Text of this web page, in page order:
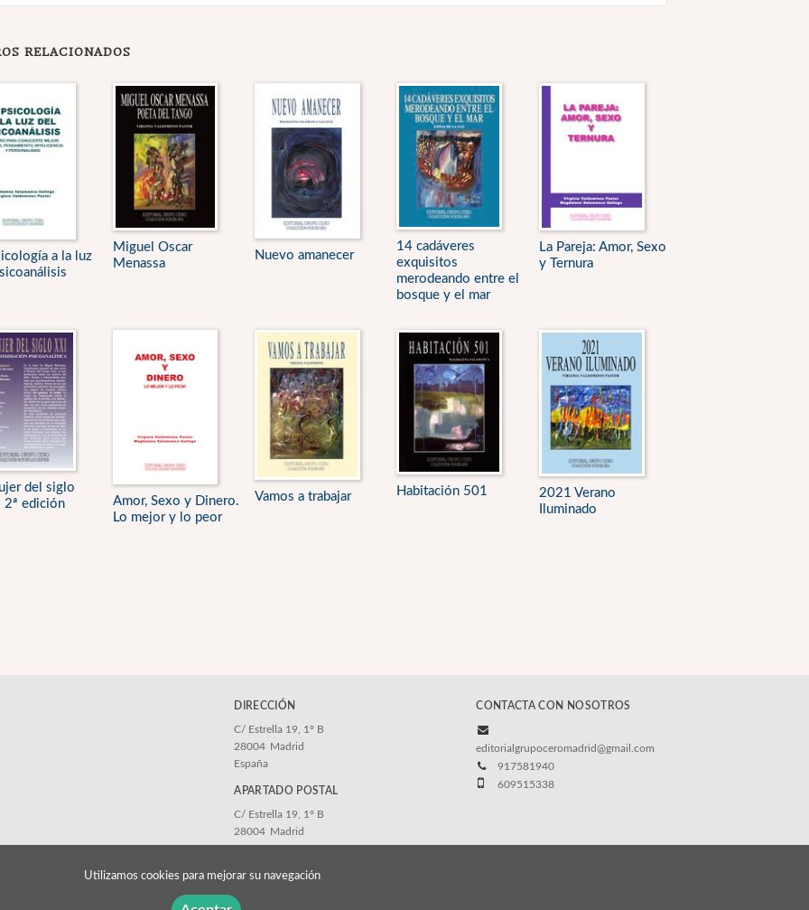
RELACIONADOS
a la luz
Miguel Oscar
Menassa
Nuevo amanecer
14 cadáveres
exquisitos
merodeando entre el
bosque y el mar
La Pareja: Amor, Sexo
y Ternura
del siglo
2ª edición
Amor, Sexo y Dinero.
Lo mejor y lo peor
Vamos a trabajar Habitación 501
2021 Verano
Iluminado
DIRECCIÓN
C/ Estrella 19, 1º B
28004 Madrid
España
APARTADO POSTAL
C/ Estrella 19, 1º B
28004 Madrid
CONTACTA CON NOSOTROS
editorialgrupoceromadrid@gmail.com
917581940
609515338
Utilizamos cookies para mejorar su navegación